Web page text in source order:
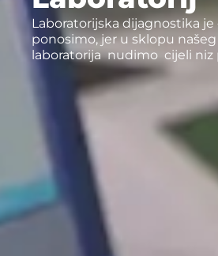
Laboratorijska dijagnostika je
ponosimo, jer u sklopu
laboratorija  nudimo  cijeli